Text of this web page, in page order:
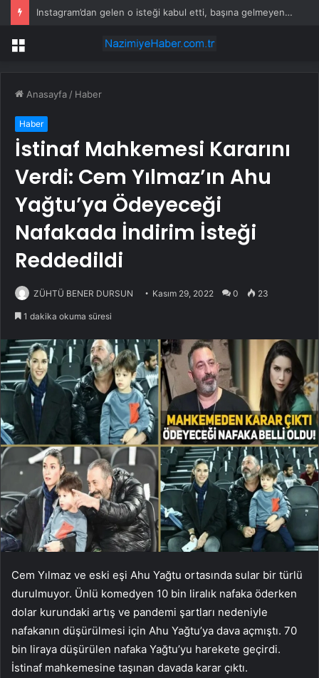
Instagram’dan gelen o isteği kabul etti, başına gelmeyen kalmadı!
Menü
Anasayfa / Haber
Haber
İstinaf Mahkemesi Kararını
Verdi: Cem Yılmaz’ın Ahu
Yağtu’ya Ödeyeceği
Nafakada İndirim İsteği
Reddedildi
ZÜHTÜ BENER DURSUN Kasım 29, 2022 0 23
1 dakika okuma süresi
Cem Yılmaz ve eski eşi Ahu Yağtu ortasında sular bir türlü
durulmuyor. Ünlü komedyen 10 bin liralık nafaka öderken
dolar kurundaki artış ve pandemi şartları nedeniyle
nafakanın düşürülmesi için Ahu Yağtu’ya dava açmıştı. 70
bin liraya düşürülen nafaka Yağtu’yu harekete geçirdi.
İstinaf mahkemesine taşınan davada karar çıktı.